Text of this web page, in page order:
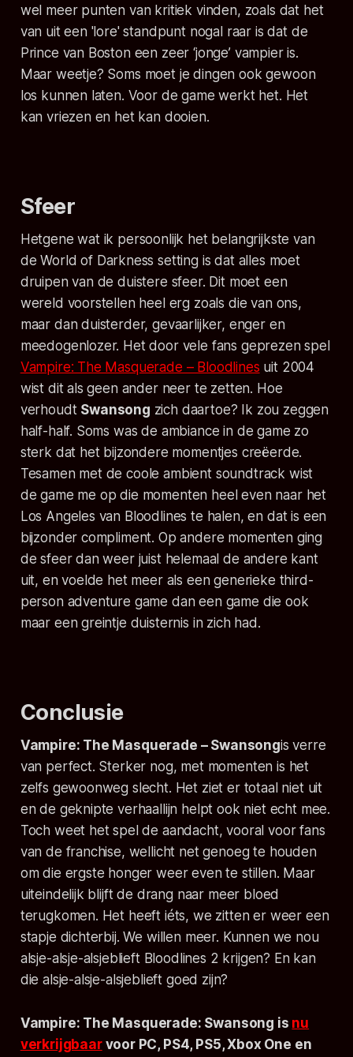
wel meer punten van kritiek vinden, zoals dat het
van uit een 'lore' standpunt nogal raar is dat de
Prince van Boston een zeer ‘jonge’ vampier is.
Maar weetje? Soms moet je dingen ook gewoon
los kunnen laten. Voor de game werkt het. Het
kan vriezen en het kan dooien.
Sfeer
Hetgene wat ik persoonlijk het belangrijkste van
deWorld of Darkness setting is dat alles moet
druipen van de duistere sfeer. Dit moet een
wereld voorstellen heel erg zoals die van ons,
maar dan duisterder, gevaarlijker, enger en
meedogenlozer. Het door vele fans geprezen spel
Vampire: The Masquerade – Bloodlines uit 2004
wist dit als geen ander neer te zetten. Hoe
verhoudt Swansong zich daartoe? Ik zou zeggen
half-half. Soms was de ambiance in de game zo
sterk dat het bijzondere momentjes creëerde.
Tesamen met de coole ambient soundtrack wist
de game me op die momenten heel even naar het
Los Angeles van Bloodlineste halen, en dat is een
bijzonder compliment. Op andere momenten ging
de sfeer dan weer juist helemaal de andere kant
uit, en voelde het meer als een generieke third-
person adventure game dan een game die ook
maar een greintje duisternis in zich had.
Conclusie
Vampire: The Masquerade – Swansongis verre
van perfect. Sterker nog, met momenten is het
zelfs gewoonweg slecht. Het ziet er totaal niet uit
en de geknipte verhaallijn helpt ook niet echt mee.
Toch weet het spel de aandacht, vooral voor fans
van de franchise, wellicht net genoeg te houden
om die ergste honger weer even te stillen. Maar
uiteindelijk blijft de drang naar meer bloed
terugkomen. Het heeft iéts, we zitten er weer een
stapje dichterbij. We willen meer. Kunnen we nou
alsje-alsje-alsjeblieft Bloodlines 2 krijgen? En kan
die alsje-alsje-alsjeblieft goed zijn?
Vampire: The Masquerade: Swansong is nu
verkrijgbaarvoor PC, PS4, PS5, Xbox One en